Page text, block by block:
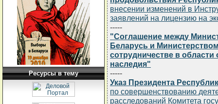
Ресурсы в тему
внесении изменений в
заявлений на лицензию на
-----
"Соглашение между
Беларусь и
сотрудничестве в области
наследия"
-----
Указ Президента
по совершенствованию
расследований Комитета